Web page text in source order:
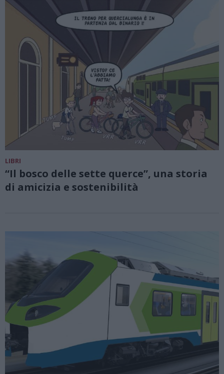
LIBRI
“Il bosco delle sette querce”, una storia
di amicizia e sostenibilità